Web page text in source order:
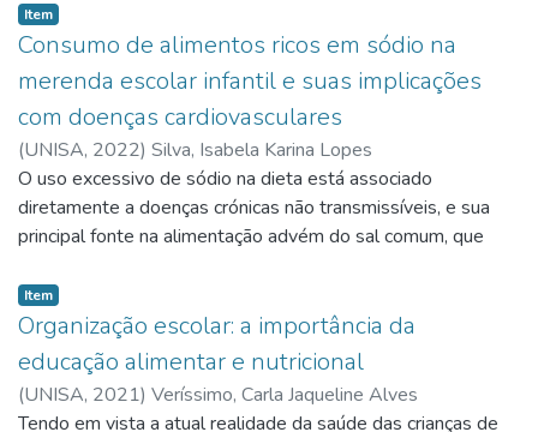
Item
Consumo de alimentos ricos em sódio na
merenda escolar infantil e suas implicações
com doenças cardiovasculares
(UNISA, 2022) Silva, Isabela Karina Lopes
O uso excessivo de sódio na dieta está associado
diretamente a doenças crónicas não transmissíveis, e sua
principal fonte na alimentação advém do sal comum, que
Item
Organização escolar: a importância da
educação alimentar e nutricional
(UNISA, 2021) Veríssimo, Carla Jaqueline Alves
Tendo em vista a atual realidade da saúde das crianças de